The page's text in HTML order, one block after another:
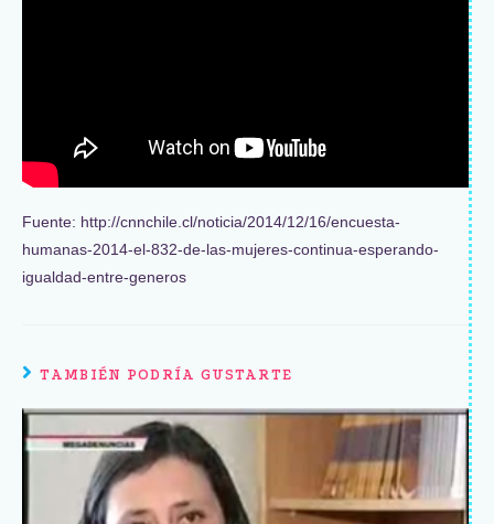
Fuente: http://cnnchile.cl/noticia/2014/12/16/encuesta-
humanas-2014-el-832-de-las-mujeres-continua-esperando-
igualdad-entre-generos
TAMBIÉN PODRÍA GUSTARTE